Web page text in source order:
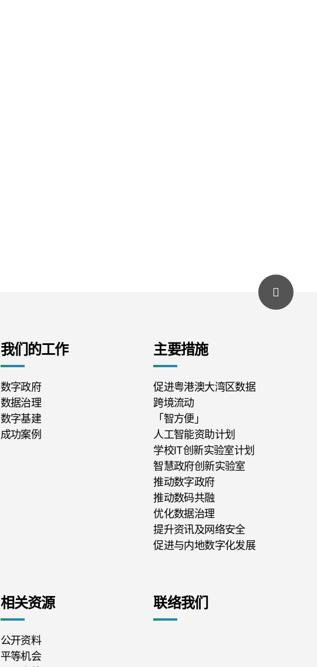
我们的工作
数字政府
数据治理
数字基建
成功案例
主要措施
促进粤港澳大湾区数据
跨境流动
「智方便」
人工智能资助计划
学校IT创新实验室计划
智慧政府创新实验室
推动数字政府
推动数码共融
优化数据治理
提升资讯及网络安全
促进与内地数字化发展
相关资源
公开资料
平等机会
联络我们